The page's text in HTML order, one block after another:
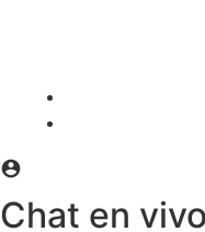
Chat en vivo